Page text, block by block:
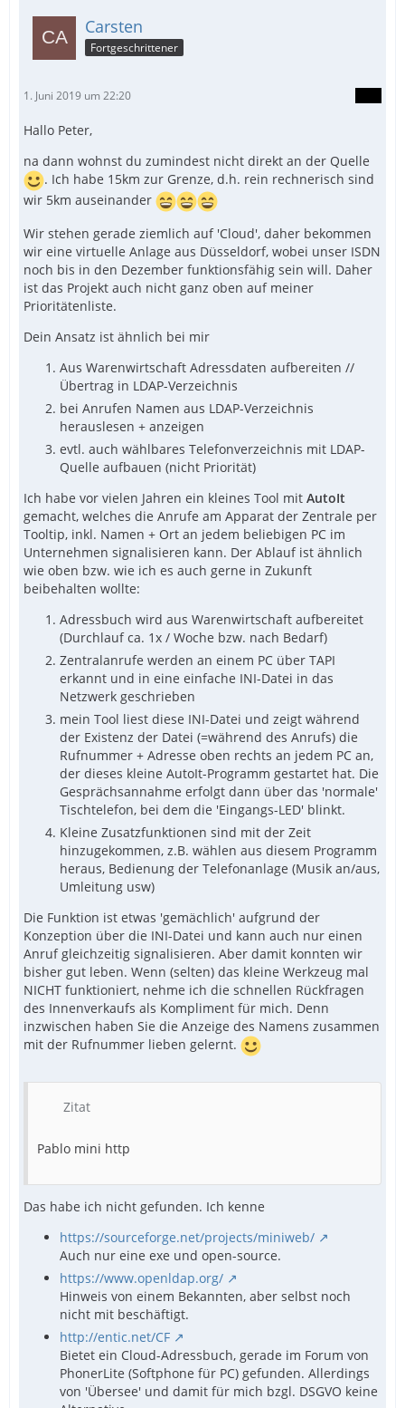
Carsten
Fortgeschrittener
1. Juni 2019 um 22:20
Hallo Peter,
na dann wohnst du zumindest nicht direkt an der Quelle
. Ich habe 15km zur Grenze, d.h. rein rechnerisch sind
wir 5km auseinander
Wir stehen gerade ziemlich auf 'Cloud', daher bekommen
wir eine virtuelle Anlage aus Düsseldorf, wobei unser ISDN
noch bis in den Dezember funktionsfähig sein will. Daher
ist das Projekt auch nicht ganz oben auf meiner
Prioritätenliste.
Dein Ansatz ist ähnlich bei mir
Aus Warenwirtschaft Adressdaten aufbereiten //
Übertrag in LDAP-Verzeichnis
bei Anrufen Namen aus LDAP-Verzeichnis
herauslesen + anzeigen
evtl. auch wählbares Telefonverzeichnis mit LDAP-
Quelle aufbauen (nicht Priorität)
Ich habe vor vielen Jahren ein kleines Tool mit AutoIt
gemacht, welches die Anrufe am Apparat der Zentrale per
Tooltip, inkl. Namen + Ort an jedem beliebigen PC im
Unternehmen signalisieren kann. Der Ablauf ist ähnlich
wie oben bzw. wie ich es auch gerne in Zukunft
beibehalten wollte:
Adressbuch wird aus Warenwirtschaft aufbereitet
(Durchlauf ca. 1x / Woche bzw. nach Bedarf)
Zentralanrufe werden an einem PC über TAPI
erkannt und in eine einfache INI-Datei in das
Netzwerk geschrieben
mein Tool liest diese INI-Datei und zeigt während
der Existenz der Datei (=während des Anrufs) die
Rufnummer + Adresse oben rechts an jedem PC an,
der dieses kleine AutoIt-Programm gestartet hat. Die
Gesprächsannahme erfolgt dann über das 'normale'
Tischtelefon, bei dem die 'Eingangs-LED' blinkt.
Kleine Zusatzfunktionen sind mit der Zeit
hinzugekommen, z.B. wählen aus diesem Programm
heraus, Bedienung der Telefonanlage (Musik an/aus,
Umleitung usw)
Die Funktion ist etwas 'gemächlich' aufgrund der
Konzeption über die INI-Datei und kann auch nur einen
Anruf gleichzeitig signalisieren. Aber damit konnten wir
bisher gut leben. Wenn (selten) das kleine Werkzeug mal
NICHT funktioniert, nehme ich die schnellen Rückfragen
des Innenverkaufs als Kompliment für mich. Denn
inzwischen haben Sie die Anzeige des Namens zusammen
mit der Rufnummer lieben gelernt.
Zitat
Pablo mini http
Das habe ich nicht gefunden. Ich kenne
https://sourceforge.net/projects/miniweb/
Auch nur eine exe und open-source.
https://www.openldap.org/
Hinweis von einem Bekannten, aber selbst noch
nicht mit beschäftigt.
http://entic.net/CF
Bietet ein Cloud-Adressbuch, gerade im Forum von
PhonerLite (Softphone für PC) gefunden. Allerdings
von 'Übersee' und damit für mich bzgl. DSGVO keine